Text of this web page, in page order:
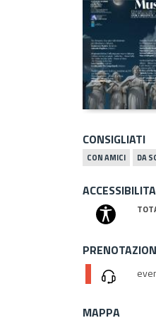
CONSIGLIATI
CON AMICI DA
ACCESSIBILITA
MAPPA